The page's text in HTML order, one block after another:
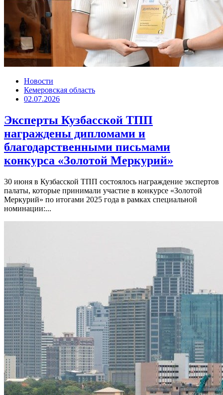
Новости
Кемеровская область
02.07.2026
Эксперты Кузбасской ТПП
награждены дипломами и
благодарственными письмами
конкурса «Золотой Меркурий»
30 июня в Кузбасской ТПП состоялось награждение экспертов
палаты, которые принимали участие в конкурсе «Золотой
Меркурий» по итогами 2025 года в рамках специальной
номинации:...